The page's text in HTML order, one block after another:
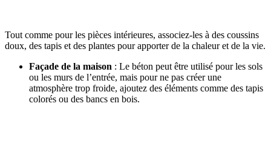
Tout comme pour les pièces intérieures, associez-les à des coussins
doux, des tapis et des plantes pour apporter de la chaleur et de la vie.
Façade de la maison : Le béton peut être utilisé pour les sols
ou les murs de l’entrée, mais pour ne pas créer une
atmosphère trop froide, ajoutez des éléments comme des tapis
colorés ou des bancs en bois.